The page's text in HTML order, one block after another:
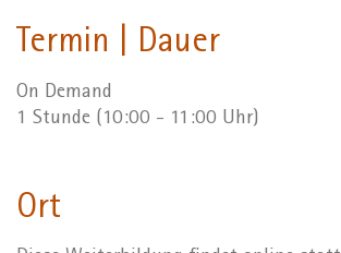
Termin | Dauer
On Demand
1 Stunde (10:00 - 11:00 Uhr)
Ort